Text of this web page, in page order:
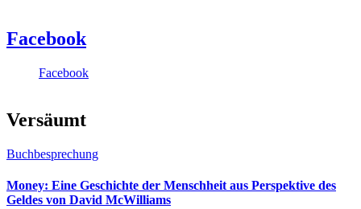
Facebook
Facebook
Versäumt
Buchbesprechung
Money: Eine Geschichte der Menschheit aus Perspektive des
Geldes von David McWilliams